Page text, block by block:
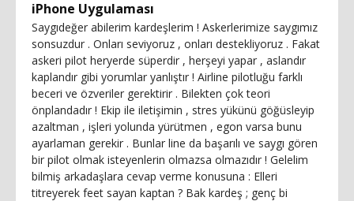
iPhone Uygulaması
Saygıdeğer abilerim kardeşlerim ! Askerlerimize saygımız
sonsuzdur . Onları seviyoruz , onları destekliyoruz . Fakat
askeri pilot heryerde süperdir , herşeyi yapar , aslandır
kaplandır gibi yorumlar yanlıştır ! Airline pilotluğu farklı
beceri ve özveriler gerektirir . Bilekten çok teori
önplandadır ! Ekip ile iletişimin , stres yükünü göğüsleyip
azaltman , işleri yolunda yürütmen , egon varsa bunu
ayarlaman gerekir . Bunlar line da başarılı ve saygı gören
bir pilot olmak isteyenlerin olmazsa olmazıdır ! Gelelim
bilmiş arkadaşlara cevap verme konusuna : Elleri
titreyerek feet sayan kaptan ? Bak kardeş ; genç bi